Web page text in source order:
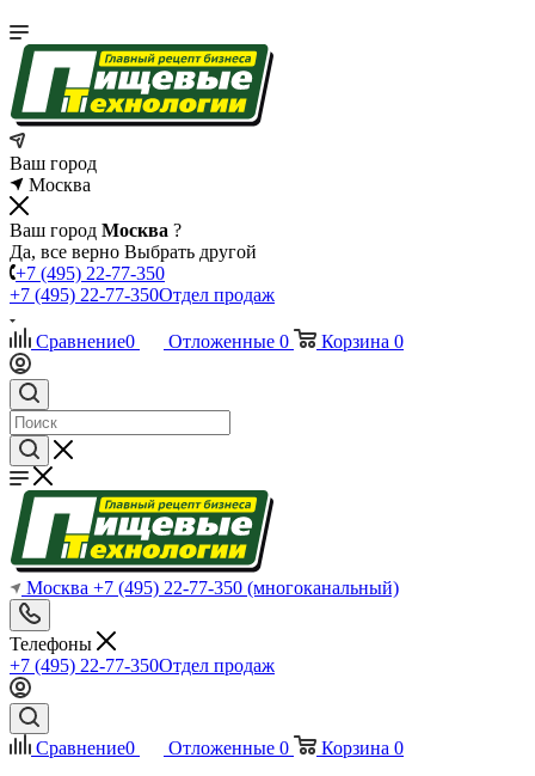
Ваш город
Москва
Ваш город Москва ?
Да, все верно Выбрать другой
+7 (495) 22-77-350
+7 (495) 22-77-350Отдел продаж
Сравнение0 Отложенные 0 Корзина 0
Москва +7 (495) 22-77-350 (многоканальный)
Телефоны
+7 (495) 22-77-350Отдел продаж
Сравнение0 Отложенные 0 Корзина 0